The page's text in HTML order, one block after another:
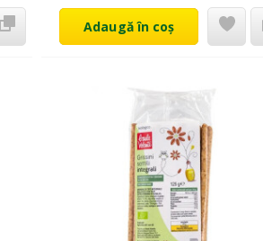
Adaugă în coș